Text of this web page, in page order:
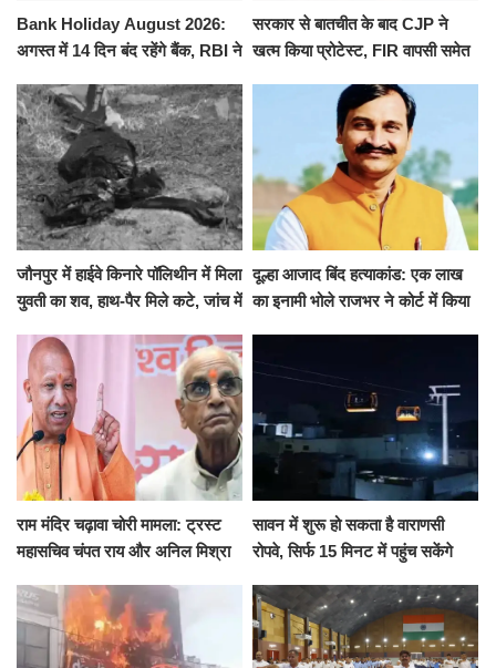
Bank Holiday August 2026:
अगस्त में 14 दिन बंद रहेंगे बैंक, RBI ने
सरकार से बातचीत के बाद CJP ने
खत्म किया प्रोटेस्ट, FIR वापसी समेत
जौनपुर में हाईवे किनारे पॉलिथीन में मिला
युवती का शव, हाथ-पैर मिले कटे, जांच में
दूल्हा आजाद बिंद हत्याकांड: एक लाख
का इनामी भोले राजभर ने कोर्ट में किया
राम मंदिर चढ़ावा चोरी मामला: ट्रस्ट
महासचिव चंपत राय और अनिल मिश्रा
को नहीं...
सावन में शुरू हो सकता है वाराणसी
रोपवे, सिर्फ 15 मिनट में पहुंच सकेंगे
किराया